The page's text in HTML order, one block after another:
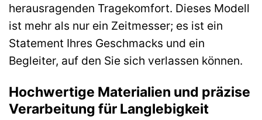
herausragenden Tragekomfort. Dieses Modell
ist mehr als nur ein Zeitmesser; es ist ein
Statement Ihres Geschmacks und ein
Begleiter, auf den Sie sich verlassen können.
Hochwertige Materialien und präzise
Verarbeitung für Langlebigkeit